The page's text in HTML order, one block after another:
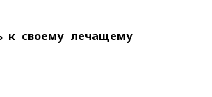
к своему лечащему